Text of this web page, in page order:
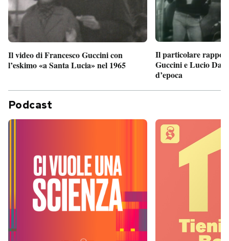
Il video di Francesco Guccini con
l’eskimo «a Santa Lucia» nel 1965
Il particolare
Guccini e Lucio
d’epoca
Podcast